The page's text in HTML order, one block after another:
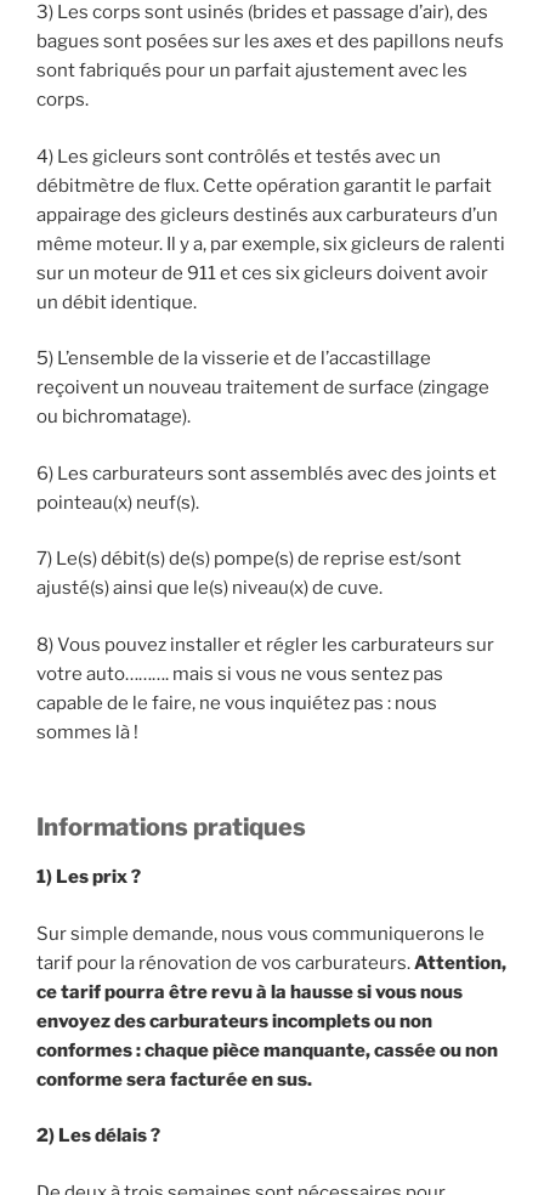
3) Les corps sont usinés (brides et passage d’air), des
bagues sont posées sur les axes et des papillons neufs
sont fabriqués pour un parfait ajustement avec les
corps.
4) Les gicleurs sont contrôlés et testés avec un
débitmètre de flux. Cette opération garantit le parfait
appairage des gicleurs destinés aux carburateurs d’un
même moteur. Il y a, par exemple, six gicleurs de ralenti
sur un moteur de 911 et ces six gicleurs doivent avoir
un débit identique.
5) L’ensemble de la visserie et de l’accastillage
reçoivent un nouveau traitement de surface (zingage
ou bichromatage).
6) Les carburateurs sont assemblés avec des joints et
pointeau(x) neuf(s).
7) Le(s) débit(s) de(s) pompe(s) de reprise est/sont
ajusté(s) ainsi que le(s) niveau(x) de cuve.
8) Vous pouvez installer et régler les carburateurs sur
votre auto………. mais si vous ne vous sentez pas
capable de le faire, ne vous inquiétez pas : nous
sommes là !
Informations pratiques
1) Les prix ?
Sur simple demande, nous vous communiquerons le
tarif pour la rénovation de vos carburateurs.Attention,
ce tarif pourra être revu à la hausse si vous nous
envoyez des carburateurs incomplets ou non
conformes : chaque pièce manquante, cassée ou non
conforme sera facturée en sus.
2) Les délais ?